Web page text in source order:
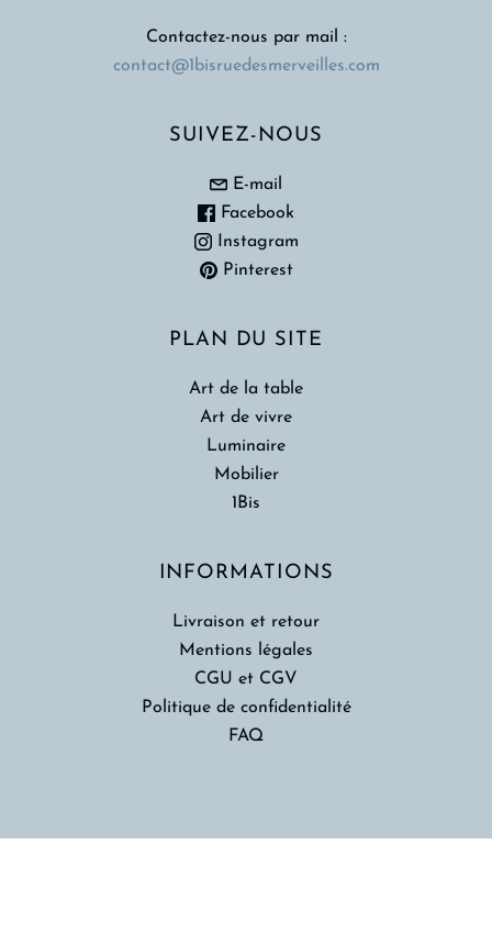
Contactez-nous par mail :
contact@1bisruedesmerveilles.com
SUIVEZ-NOUS
E-mail
Facebook
Instagram
Pinterest
PLAN DU SITE
Art de la table
Art de vivre
Luminaire
Mobilier
1Bis
INFORMATIONS
Livraison et retour
Mentions légales
CGU et CGV
Politique de confidentialité
FAQ